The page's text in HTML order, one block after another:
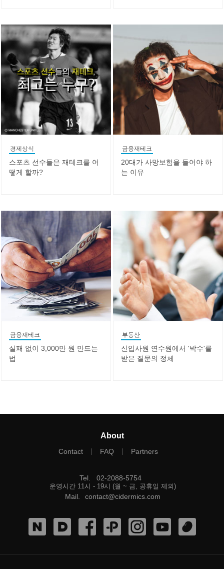
경제상식
스포츠 선수들은 재테크를 어
떻게 할까?
금융재테크
20대가 사망보험을 들어야 하
는 이유
금융재테크
실패 없이 3,000만 원 만드는
법
부동산
신입사원 연수원에서 '박수'를
받은 질문의 정체
About
Contact | FAQ | Partners
Tel 02-2088-5754
운영시간 11시 - 19시 (월 ~ 금, 공휴일 제외)
Mail contact@cidermics.com